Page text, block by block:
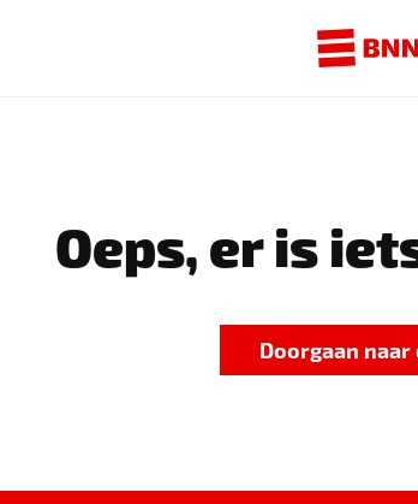
Oeps, er is
Doorgaan naar